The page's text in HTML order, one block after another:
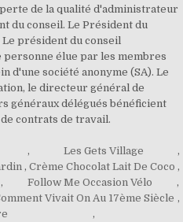
de la qualité d'administrateur
du conseil. Le Président du
président du conseil
personne élue par les membres
d'une société anonyme (SA). Le
le directeur général de
généraux délégués bénéficient
contrats de travail.
, Les Gets Village
,
, Crème Chocolat Lait De Coco ,
, Follow Me Occasion Vélo
,
Vivait On Au 17ème Siècle ,
,